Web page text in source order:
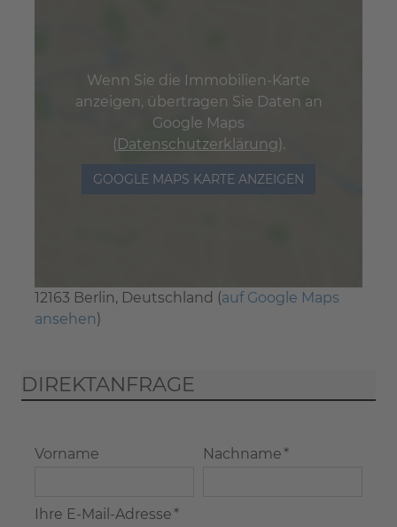
Wenn Sie die Immobilien-Karte
anzeigen, übertragen Sie Daten an
Google Maps
(Datenschutzerklärung).
GOOGLE MAPS KARTE ANZEIGEN
12163 Berlin, Deutschland (auf Google Maps
ansehen)
DIREKTANFRAGE
Vorname Nachname *
Ihre E-Mail-Adresse *